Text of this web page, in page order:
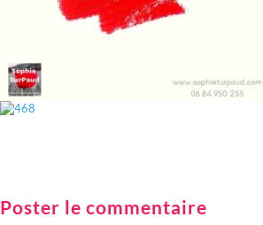
Poster le commentaire